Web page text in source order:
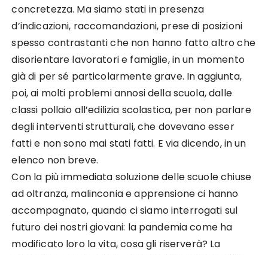
concretezza. Ma siamo stati in presenza
d’indicazioni, raccomandazioni, prese di posizioni
spesso contrastanti che non hanno fatto altro che
disorientare lavoratori e famiglie, in un momento
già di per sé particolarmente grave. In aggiunta,
poi, ai molti problemi annosi della scuola, dalle
classi pollaio all’edilizia scolastica, per non parlare
degli interventi strutturali, che dovevano esser
fatti e non sono mai stati fatti. E via dicendo, in un
elenco non breve.
Con la più immediata soluzione delle scuole chiuse
ad oltranza, malinconia e apprensione ci hanno
accompagnato, quando ci siamo interrogati sul
futuro dei nostri giovani: la pandemia come ha
modificato loro la vita, cosa gli riserverà? La